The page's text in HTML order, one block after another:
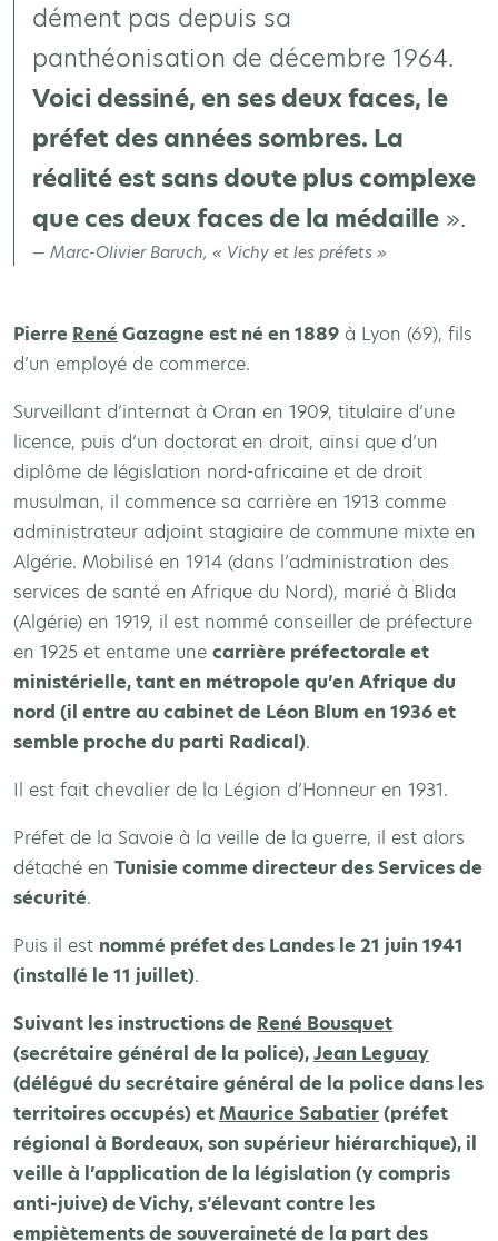
dément pas depuis sa
panthéonisation de décembre 1964.
Voici dessiné, en ses deux faces, le
préfet des années sombres. La
réalité est sans doute plus complexe
que ces deux faces de la médaille ».
Marc-Olivier Baruch, « Vichy et les préfets »
Pierre René Gazagne est né en 1889 à Lyon (69), fils
d’un employé de commerce.
Surveillant d’internat à Oran en 1909, titulaire d’une
licence, puis d’un doctorat en droit, ainsi que d’un
diplôme de législation nord-africaine et de droit
musulman, il commence sa carrière en 1913 comme
administrateur adjoint stagiaire de commune mixte en
Algérie. Mobilisé en 1914 (dans l’administration des
services de santé en Afrique du Nord), marié à Blida
(Algérie) en 1919, il est nommé conseiller de préfecture
en 1925 et entame une carrière préfectorale et
ministérielle, tant en métropole qu’en Afrique du
nord (il entre au cabinet de Léon Blum en 1936 et
semble proche du parti Radical).
Il est fait chevalier de la Légion d’Honneur en 1931.
Préfet de la Savoie à la veille de la guerre, il est alors
détaché en Tunisie comme directeur des Services de
sécurité.
Puis il est nommé préfet des Landes le 21 juin 1941
(installé le 11 juillet).
Suivant les instructions de René Bousquet
(secrétaire général de la police),Jean Leguay
(délégué du secrétaire général de la police dans les
territoires occupés) etMaurice Sabatier(préfet
régional à Bordeaux, son supérieur hiérarchique), il
veille à l’application de la législation (y compris
anti-juive) de Vichy, s’élevant contre les
empiètements de souveraineté de la part des